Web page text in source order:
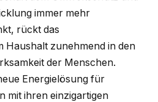
immer mehr
rückt das
Haushalt zunehmend in den
der Menschen.
Energielösung für
mit ihren einzigartigen